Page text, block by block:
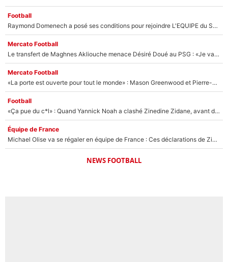
Football
Raymond Domenech a posé ses conditions pour rejoindre L'EQUIPE du Soir : Il refuse de faire l'émission avec un autre chroniqueur !
Mercato Football
Le transfert de Maghnes Akliouche menace Désiré Doué au PSG : «Je valide à 200%»
Mercato Football
«La porte est ouverte pour tout le monde» : Mason Greenwood et Pierre-Emerick Aubameyang ont quitté l'OM, Amine Gouiri balance sur la suite du mercato et sur la réaction du vestiaire !
Football
«Ça pue du c*l» : Quand Yannick Noah a clashé Zinedine Zidane, avant de se faire recadrer par le nouveau sélectionneur de l'équipe de France !
Équipe de France
Michael Olise va se régaler en équipe de France : Ces déclarations de Zinedine Zidane qui prouvent qu'il va tout miser sur la star du Bayern Munich !
NEWS FOOTBALL